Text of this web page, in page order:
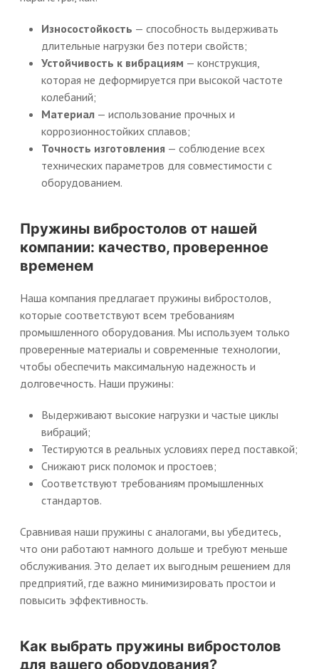
Износостойкость — способность выдерживать
длительные нагрузки без потери свойств;
Устойчивость к вибрациям — конструкция,
которая не деформируется при высокой частоте
колебаний;
Материал — использование прочных и
коррозионностойких сплавов;
Точность изготовления — соблюдение всех
технических параметров для совместимости с
оборудованием.
Пружины вибростолов от нашей
компании: качество, проверенное
временем
Наша компания предлагает пружины вибростолов,
которые соответствуют всем требованиям
промышленного оборудования. Мы используем только
проверенные материалы и современные технологии,
чтобы обеспечить максимальную надежность и
долговечность. Наши пружины:
Выдерживают высокие нагрузки и частые циклы
вибраций;
Тестируются в реальных условиях перед поставкой;
Снижают риск поломок и простоев;
Соответствуют требованиям промышленных
стандартов.
Сравнивая наши пружины с аналогами, вы убедитесь,
что они работают намного дольше и требуют меньше
обслуживания. Это делает их выгодным решением для
предприятий, где важно минимизировать простои и
повысить эффективность.
Как выбрать пружины вибростолов
для вашего оборудования?